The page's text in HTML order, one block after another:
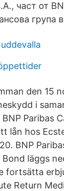
част от
група
den 15
i
Paribas
lån hos
BNP
läggs
fortsätta
Return